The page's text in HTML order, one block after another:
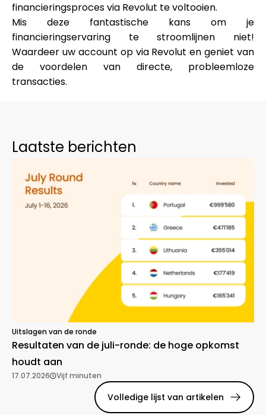
ask@scrambleup.com
+372 712 2955
financieringsproces via Revolut te voltooien.
Mis deze fantastische kans om je
financieringservaring te stroomlijnen niet!
Waardeer uw account op via Revolut en geniet van
de voordelen van directe, probleemloze
transacties.
Laatste berichten
Uitslagen van de ronde
Resultaten van de juli-ronde: de hoge opkomst
houdt aan
17.07.2026 Vijf minuten
Volledige lijst van artikelen